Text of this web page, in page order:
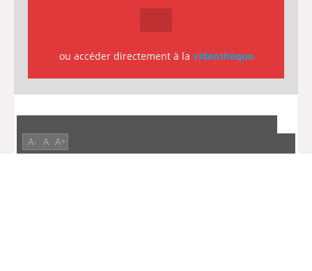
ou accéder directement à la vidéothèque
A- A A+